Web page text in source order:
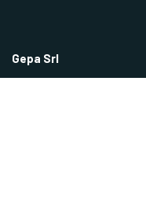
Gepa Srl